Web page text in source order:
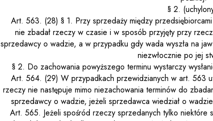
§ 2.
Art. 563. (28) § 1. Przy sprzedaży między
nie zbadał rzeczy w czasie i w sposób przyjęty przy
sprzedawcy o wadzie, a w przypadku gdy wada wyszła na
niezwłocznie po jej
§ 2. Do zachowania powyższego terminu wystarczy
Art. 564. (29) W przypadkach przewidzianych w art. 563
rzeczy nie następuje mimo niezachowania terminów do
sprzedawcy o wadzie, jeżeli sprzedawca wiedział o
Art. 565. Jeżeli spośród rzeczy sprzedanych tylko